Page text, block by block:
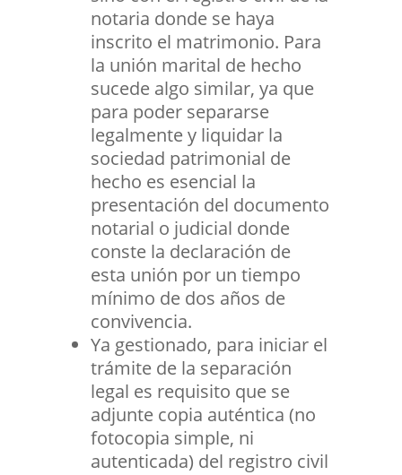
notaria donde se haya
inscrito el matrimonio. Para
la unión marital de hecho
sucede algo similar, ya que
para poder separarse
legalmente y liquidar la
sociedad patrimonial de
hecho es esencial la
presentación del documento
notarial o judicial donde
conste la declaración de
esta unión por un tiempo
mínimo de dos años de
convivencia.
Ya gestionado, para iniciar el
trámite de la separación
legal es requisito que se
adjunte copia auténtica (no
fotocopia simple, ni
autenticada) del registro civil